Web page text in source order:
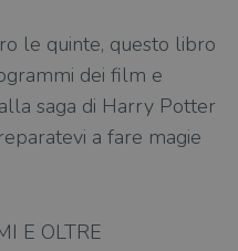
le quinte, questo libro
dei film e
saga di Harry Potter
a fare magie
E OLTRE